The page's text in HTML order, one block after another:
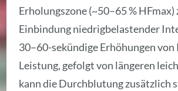
Erholungszone (~50–65 %
Einbindung niedrigbelastender
30–60-sekündige Erhöhungen von
Leistung, gefolgt von längeren
kann die Durchblutung zusätzlich